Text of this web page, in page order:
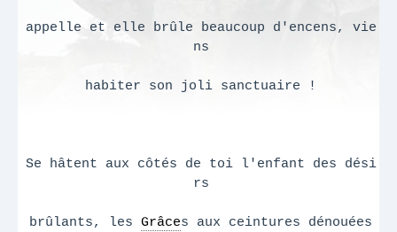
appelle et elle brûle beaucoup d'encens, vie
ns
habiter son joli sanctuaire !
Se hâtent aux côtés de toi l'enfant des dési
rs
brûlants, les Grâces aux ceintures dénouées